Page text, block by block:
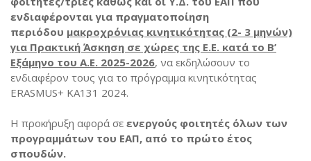
Τρέχουσες Προκηρύξεις
ECTS User’s Guide
Erasmus+ Student Charter
Erasmus+ Charter for Higher Education (ECHE) 2014 –
2020
Erasmus+ Policy Statement 2014 – 2020
Erasmus+ Charter for Higher Education (ECHE) 2021 –
ενδιαφέρονται για πραγματοποίηση
περιόδου μακροχρόνιας κινητικότητας (2- 3 μηνών)
για Πρακτική Άσκηση σε χώρες της Ε.Ε. κατά το Β’
Εξάμηνο του Α.Ε. 2025-2026, να εκδηλώσουν το
ενδιαφέρον τους για το πρόγραμμα κινητικότητας
ERASMUS+ ΚΑ131 2024.
Η προκήρυξη αφορά σε ενεργούς φοιτητές όλων των
προγραμμάτων του ΕΑΠ, από το πρώτο έτος
σπουδών.